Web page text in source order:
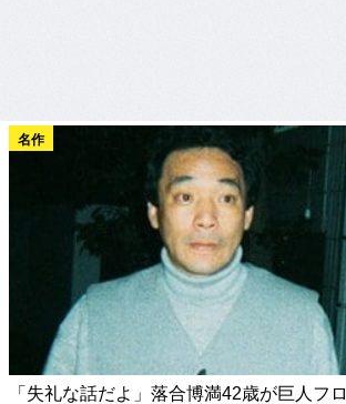
名作
「失礼な話だよ」落合博満42歳が巨人フ